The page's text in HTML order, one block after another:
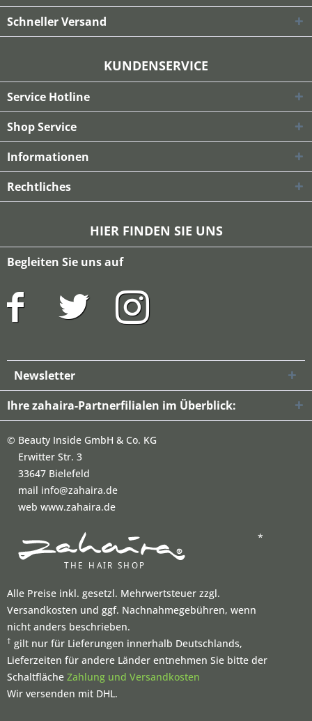
Schneller Versand
KUNDENSERVICE
Service Hotline
Shop Service
Informationen
Rechtliches
HIER FINDEN SIE UNS
Begleiten Sie uns auf
Newsletter
Ihre zahaira-Partnerfilialen im Überblick:
© Beauty Inside GmbH & Co. KG
Erwitter Str. 3
33647 Bielefeld
mail info@zahaira.de
web www.zahaira.de
*
Alle Preise inkl. gesetzl. Mehrwertsteuer zzgl.
Versandkosten und ggf. Nachnahmegebühren, wenn
nicht anders beschrieben.
† gilt nur für Lieferungen innerhalb Deutschlands,
Lieferzeiten für andere Länder entnehmen Sie bitte der
Schaltfläche Zahlung und Versandkosten
Wir versenden mit DHL.